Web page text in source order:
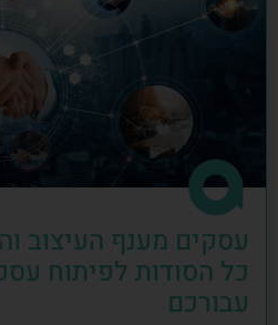
עסקים מענף העיצוב
כל הסודות לפיתוח
עבורכם